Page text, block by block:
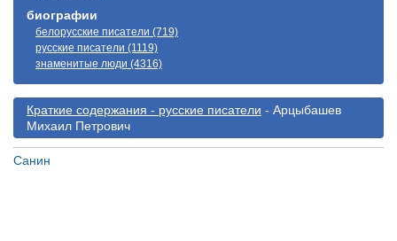
биографии
белорусские писатели (719)
русские писатели (1119)
знаменитые люди (4316)
Краткие содержания - русские писатели - Арцыбашев
Михаил Петрович
Санин